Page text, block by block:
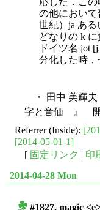
の他におい
世紀）ja あ
どなりの k に
ドイツ名 jot
分化した時，
・ 田中 美輝
字と音価―』 開
Referrer (Inside):
[2014-05-01-1]
[ 固定リンク | 印
2014-04-28 Mon
#1827. magic